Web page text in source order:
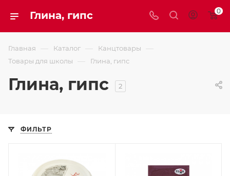
Глина, гипс 0
Главная — Каталог — Канцтовары —
Товары для школы — Глина, гипс
Глина, гипс 2
ФИЛЬТР